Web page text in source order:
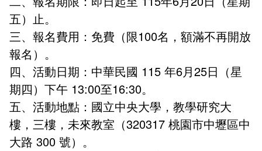
五）止。
三、報名費用：免費（限100名，額滿不再開放
報名）。
四、活動日期：中華民國 115 年6月25日（星
期四）下午 13:00至16:30。
五、活動地點：國立中央大學，教學研究大
樓，三樓，未來教室（320317 桃園市中壢區中
大路 300 號）。